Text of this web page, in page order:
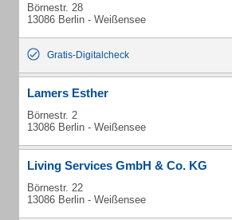
Börnestr. 28
13086 Berlin - Weißensee
Gratis-Digitalcheck
Lamers Esther
Börnestr. 2
13086 Berlin - Weißensee
Living Services GmbH & Co. KG
Börnestr. 22
13086 Berlin - Weißensee